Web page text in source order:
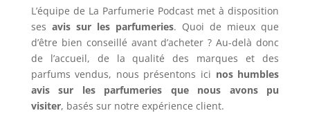
L’équipe de La Parfumerie Podcast met à disposition
ses avis sur les parfumeries. Quoi de mieux que
d’être bien conseillé avant d’acheter ? Au-delà donc
de l’accueil, de la qualité des marques et des
parfums vendus, nous présentons ici nos humbles
avis sur les parfumeries que nous avons pu
visiter, basés sur notre expérience client.